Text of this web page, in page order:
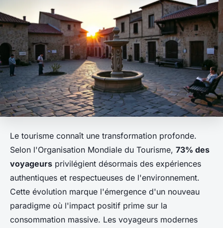
Le tourisme connaît une transformation profonde.
Selon l'Organisation Mondiale du Tourisme, 73% des
voyageurs privilégient désormais des expériences
authentiques et respectueuses de l'environnement.
Cette évolution marque l'émergence d'un nouveau
paradigme où l'impact positif prime sur la
consommation massive. Les voyageurs modernes